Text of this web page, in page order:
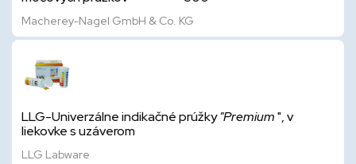
Macherey-Nagel GmbH & Co. KG
LLG-Univerzálne indikačné prúžky"Premium", v
liekovke s uzáverom
LLG Labware